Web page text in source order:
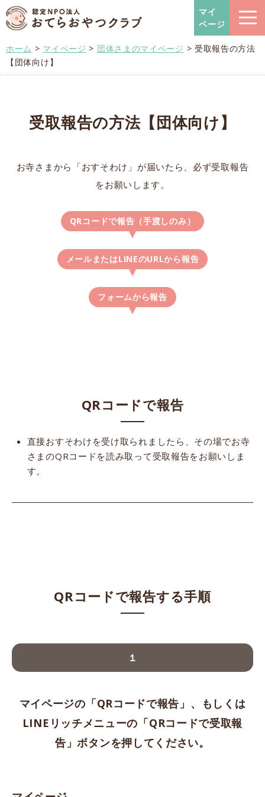
おてらおやつクラブ – たよっ
マイ
ページ
ホーム > マイページ > 団体さまのマイページ > 受取報告の方法
【団体向け】
受取報告の方法【団体向け】
お寺さまから「おすそわけ」が届いたら、必ず受取報告
をお願いします。
QRコードで報告（手渡しのみ）
メールまたはLINEのURLから報告
フォームから報告
QRコードで報告
直接おすそわけを受け取られましたら、その場でお寺
さまのQRコードを読み取って受取報告をお願いしま
す。
QRコードで報告する手順
１
マイページの「QRコードで報告」、もしくは
LINEリッチメニューの「QRコードで受取報
告」ボタンを押してください。